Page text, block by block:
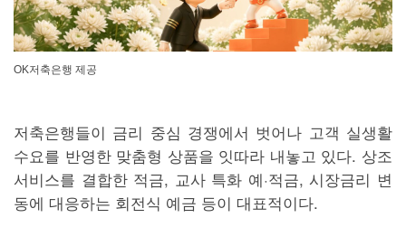
OK저축은행 제공
저축은행들이 금리 중심 경쟁에서 벗어나 고객 실생활
수요를 반영한 맞춤형 상품을 잇따라 내놓고 있다. 상조
서비스를 결합한 적금, 교사 특화 예·적금, 시장금리 변
동에 대응하는 회전식 예금 등이 대표적이다.